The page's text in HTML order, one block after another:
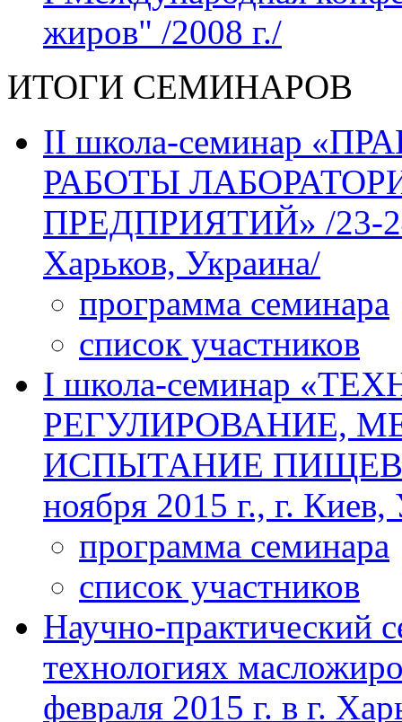
жиров" /2008 г./
ИТОГИ СЕМИНАРОВ
II школа-семинар
РАБОТЫ
ПРЕДПРИЯТИЙ» /23-24
Харьков, Украина/
программа семинара
список участников
І школа-семинар
РЕГУЛИРОВАНИЕ,
ИСПЫТАНИЕ
ноября 2015 г., г. Киев,
программа семинара
список участников
Научно-практический
технологиях
февраля 2015 г. в г.